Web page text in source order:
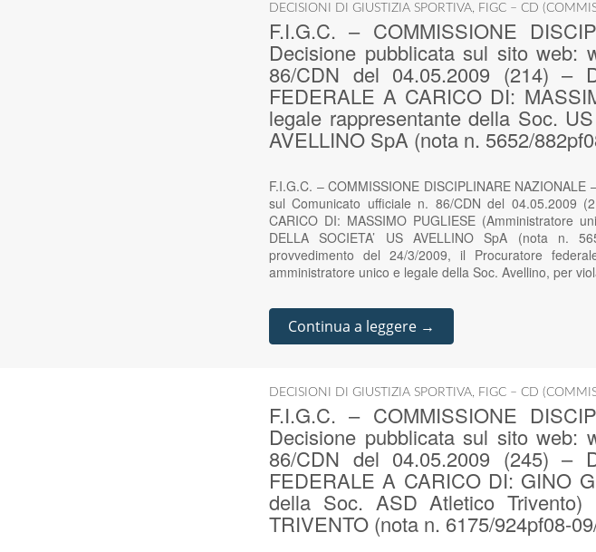
DECISIONI DI GIUSTIZIA SPORTIVA, FIGC – CD
F.I.G.C. – COMMISSIONE
Decisione pubblicata sul sito web:
86/CDN del 04.05.2009 (214) –
FEDERALE A CARICO DI:
legale rappresentante della Soc.
AVELLINO SpA (nota n. 5652/
F.I.G.C. – COMMISSIONE DISCIPLINARE
sul Comunicato ufficiale n. 86/CDN del 04.05.2009
CARICO DI: MASSIMO PUGLIESE (Amministratore
DELLA SOCIETA’ US AVELLINO SpA (nota n.
provvedimento del 24/3/2009, il Procuratore
amministratore unico e legale della Soc. Avellino, per
Continua a leggere →
DECISIONI DI GIUSTIZIA SPORTIVA, FIGC – CD
F.I.G.C. – COMMISSIONE
Decisione pubblicata sul sito web:
86/CDN del 04.05.2009 (245) –
FEDERALE A CARICO DI: GINO
della Soc. ASD Atletico Trivento)
TRIVENTO (nota n. 6175/924pf08-